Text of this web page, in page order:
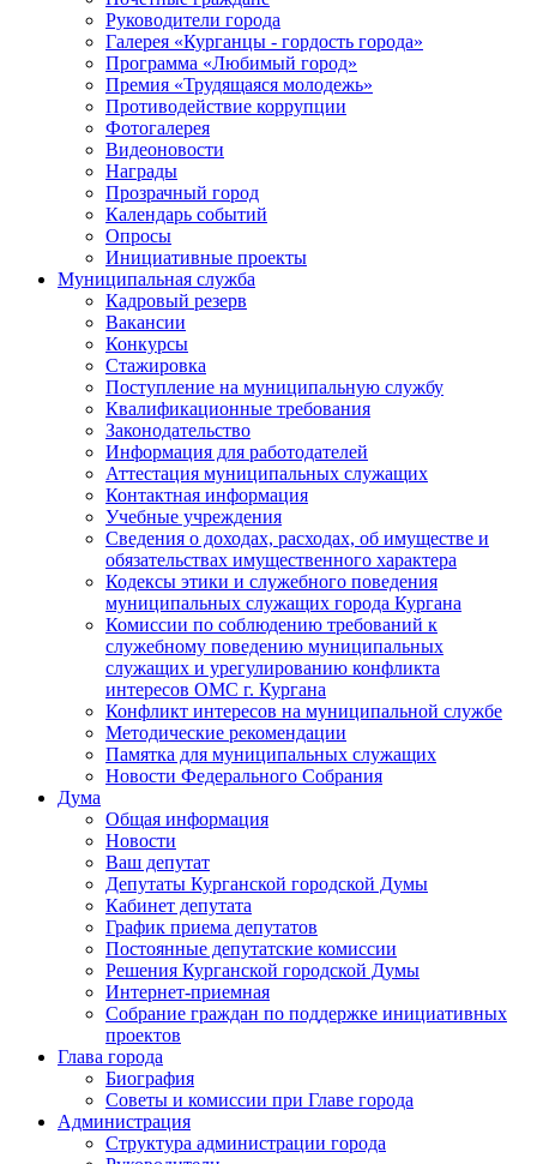
Руководители города
Галерея «Курганцы - гордость города»
Программа «Любимый город»
Премия «Трудящаяся молодежь»
Противодействие коррупции
Фотогалерея
Видеоновости
Награды
Прозрачный город
Календарь событий
Опросы
Инициативные проекты
Муниципальная служба
Кадровый резерв
Вакансии
Конкурсы
Стажировка
Поступление на муниципальную службу
Квалификационные требования
Законодательство
Информация для работодателей
Аттестация муниципальных служащих
Контактная информация
Учебные учреждения
Сведения о доходах, расходах, об имуществе и
обязательствах имущественного характера
Кодексы этики и служебного поведения
муниципальных служащих города Кургана
Комиссии по соблюдению требований к
служебному поведению муниципальных
служащих и урегулированию конфликта
интересов ОМС г. Кургана
Конфликт интересов на муниципальной службе
Методические рекомендации
Памятка для муниципальных служащих
Новости Федерального Cобрания
Дума
Общая информация
Новости
Ваш депутат
Депутаты Курганской городской Думы
Кабинет депутата
График приема депутатов
Постоянные депутатские комиссии
Решения Курганской городской Думы
Интернет-приемная
Собрание граждан по поддержке инициативных
проектов
Глава города
Биография
Советы и комиссии при Главе города
Администрация
Структура администрации города